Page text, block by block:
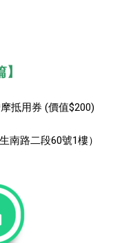
抵用券 (價值$200)
南路二段60號1樓）